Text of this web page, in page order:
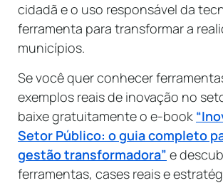
cidadã e o uso responsável da
ferramenta para transformar a
municípios.
Se você quer conhecer
exemplos reais de inovação no
baixe gratuitamente o e-book
Setor Público: o guia completo
gestão transformadora” e
ferramentas, cases reais e